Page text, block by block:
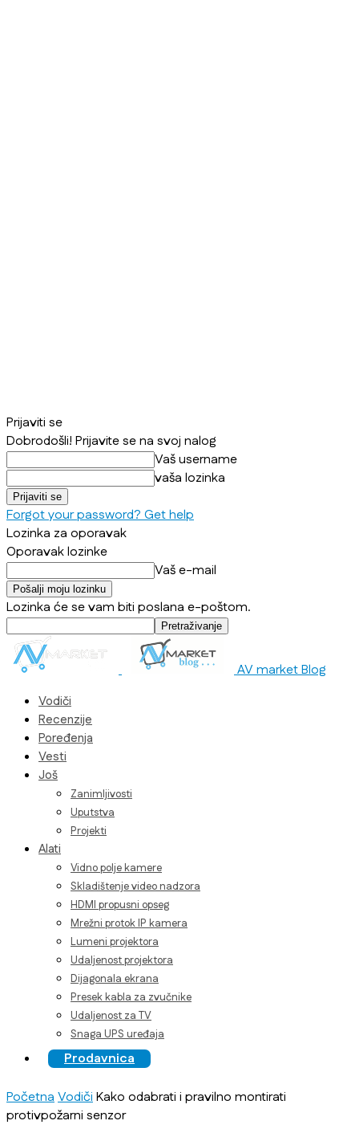
Prijaviti se
Dobrodošli! Prijavite se na svoj nalog
Vaš username
vaša lozinka
Forgot your password? Get help
Lozinka za oporavak
Oporavak lozinke
Vaš e-mail
Lozinka će se vam biti poslana e-poštom.
AV market Blog
Vodiči
Recenzije
Poređenja
Vesti
Još
Zanimljivosti
Uputstva
Projekti
Alati
Vidno polje kamere
Skladištenje video nadzora
HDMI propusni opseg
Mrežni protok IP kamera
Lumeni projektora
Udaljenost projektora
Dijagonala ekrana
Presek kabla za zvučnike
Udaljenost za TV
Snaga UPS uređaja
Prodavnica
PočetnaVodičiKako odabrati i pravilno montirati
protivpožarni senzor